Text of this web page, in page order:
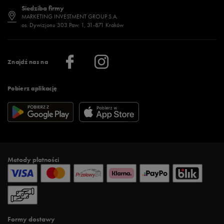
Znajdź nas na
Pobierz aplikację
Regulamin sklepu 50 style
Regulamin aplikacji 50 style
Więcej regulaminów >
Jak wybrać buty na zimę?
Więcej >
Stylizacje damskie
Sklepy stacjonarne
Klub 50 style
Praca
Informacje o firmie
Siedziba firmy
MARKETING INVESTMENT GROUP S.A.
os. Dywizjonu 303 Paw. 1, 31-871 Kraków
Metody płatności
Formy dostawy